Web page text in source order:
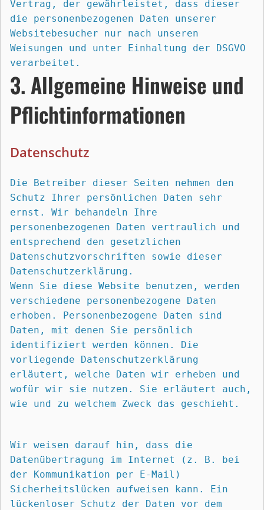
Vertrag, der gewährleistet, dass dieser
die personenbezogenen Daten unserer
Websitebesucher nur nach unseren
Weisungen und unter Einhaltung der DSGVO
verarbeitet.
3. Allgemeine Hinweise und
Pflicht­informationen
Datenschutz
Die Betreiber dieser Seiten nehmen den
Schutz Ihrer persönlichen Daten sehr
ernst. Wir behandeln Ihre
personenbezogenen Daten vertraulich und
entsprechend den gesetzlichen
Datenschutzvorschriften sowie dieser
Datenschutzerklärung.
Wenn Sie diese Website benutzen, werden
verschiedene personenbezogene Daten
erhoben. Personenbezogene Daten sind
Daten, mit denen Sie persönlich
identifiziert werden können. Die
vorliegende Datenschutzerklärung
erläutert, welche Daten wir erheben und
wofür wir sie nutzen. Sie erläutert auch,
wie und zu welchem Zweck das geschieht.
Wir weisen darauf hin, dass die
Datenübertragung im Internet (z. B. bei
der Kommunikation per E-Mail)
Sicherheitslücken aufweisen kann. Ein
lückenloser Schutz der Daten vor dem